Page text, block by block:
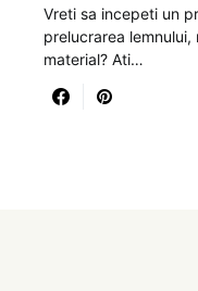
Vreti sa incepeti un
prelucrarea
material? Ati…